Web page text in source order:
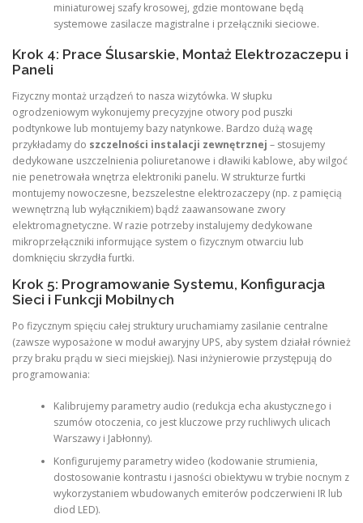
miniaturowej szafy krosowej, gdzie montowane będą
systemowe zasilacze magistralne i przełączniki sieciowe.
Krok 4: Prace Ślusarskie, Montaż Elektrozaczepu i
Paneli
Fizyczny montaż urządzeń to nasza wizytówka. W słupku
ogrodzeniowym wykonujemy precyzyjne otwory pod puszki
podtynkowe lub montujemy bazy natynkowe. Bardzo dużą wagę
przykładamy do szczelności instalacji zewnętrznej – stosujemy
dedykowane uszczelnienia poliuretanowe i dławiki kablowe, aby wilgoć
nie penetrowała wnętrza elektroniki panelu. W strukturze furtki
montujemy nowoczesne, bezszelestne elektrozaczepy (np. z pamięcią
wewnętrzną lub wyłącznikiem) bądź zaawansowane zwory
elektromagnetyczne. W razie potrzeby instalujemy dedykowane
mikroprzełączniki informujące system o fizycznym otwarciu lub
domknięciu skrzydła furtki.
Krok 5: Programowanie Systemu, Konfiguracja
Sieci i Funkcji Mobilnych
Po fizycznym spięciu całej struktury uruchamiamy zasilanie centralne
(zawsze wyposażone w moduł awaryjny UPS, aby system działał również
przy braku prądu w sieci miejskiej). Nasi inżynierowie przystępują do
programowania:
Kalibrujemy parametry audio (redukcja echa akustycznego i
szumów otoczenia, co jest kluczowe przy ruchliwych ulicach
Warszawy i Jabłonny).
Konfigurujemy parametry wideo (kodowanie strumienia,
dostosowanie kontrastu i jasności obiektywu w trybie nocnym z
wykorzystaniem wbudowanych emiterów podczerwieni IR lub
diod LED).